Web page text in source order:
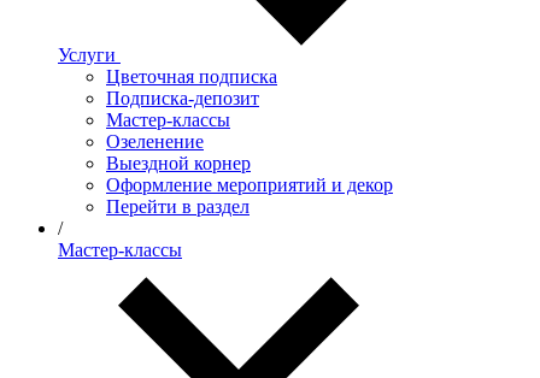
Услуги
Цветочная подписка
Подписка-депозит
Мастер-классы
Озеленение
Выездной корнер
Оформление мероприятий и декор
Перейти в раздел
/
Мастер-классы